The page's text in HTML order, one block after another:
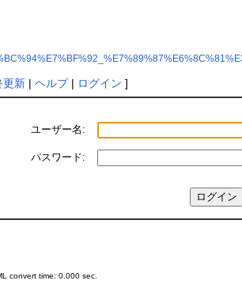
更新| ヘルプ| ログイン ]
ユーザー名:
パスワード:
convert time: 0.000 sec.